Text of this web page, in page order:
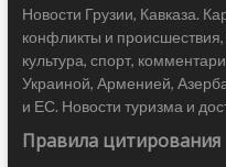
Новости Грузии, Кавказа.
конфликты и происшествия,
культура, спорт,
Украиной, Арменией,
и ЕС. Новости туризма и
Правила цитирования